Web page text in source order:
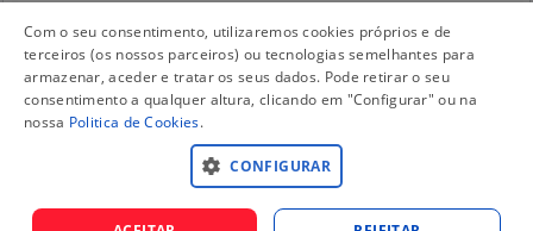
Com o seu consentimento, utilizaremos cookies próprios e de
terceiros (os nossos parceiros) ou tecnologias semelhantes para
armazenar, aceder e tratar os seus dados. Pode retirar o seu
consentimento a qualquer altura, clicando em "Configurar" ou na
nossa Politica de Cookies.
CONFIGURAR